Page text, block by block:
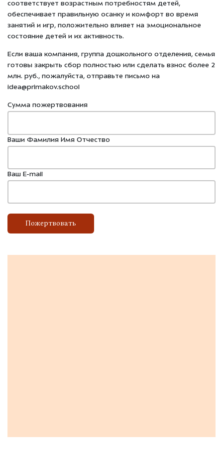
соответствует возрастным потребностям детей,
обеспечивает правильную осанку и комфорт во время
занятий и игр, положительно влияет на эмоциональное
состояние детей и их активность.
Если ваша компания, группа дошкольного отделения, семья
готовы закрыть сбор полностью или сделать взнос более 2
млн. руб., пожалуйста, отправьте письмо на
idea@primakov.school
Сумма пожертвования
Ваши Фамилия Имя Отчество
Ваш E-mail
Пожертвовать